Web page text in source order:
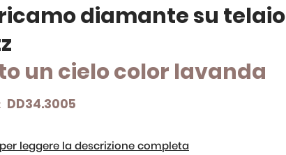
diamante su telaio
un cielo color lavanda
DD34.3005
leggere la descrizione completa